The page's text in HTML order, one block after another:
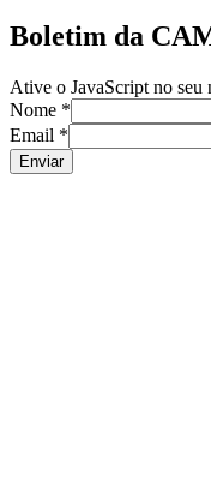
Boletim da
Ative o JavaScript no seu
Nome *
Email *
Enviar